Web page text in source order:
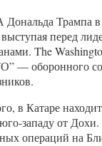
Трампа
перед
The
— оборонного
Катаре
от Дохи.
операций на